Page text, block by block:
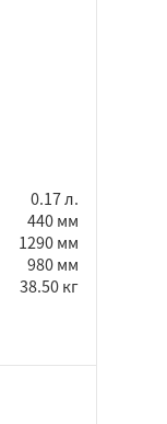
0.17 л.
440 мм
1290 мм
980 мм
38.50 кг